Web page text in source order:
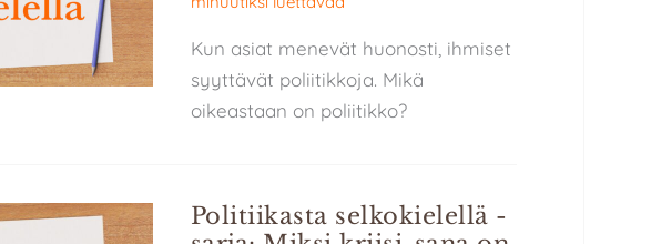
Kun asiat menevät huonosti, ihmiset
syyttävät poliitikkoja. Mikä
oikeastaan on poliitikko?
Politiikasta selkokielellä -